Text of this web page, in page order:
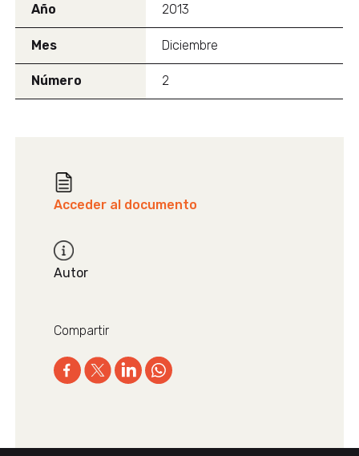
Año 2013
Mes Diciembre
Número 2
Acceder al documento
Autor
Compartir